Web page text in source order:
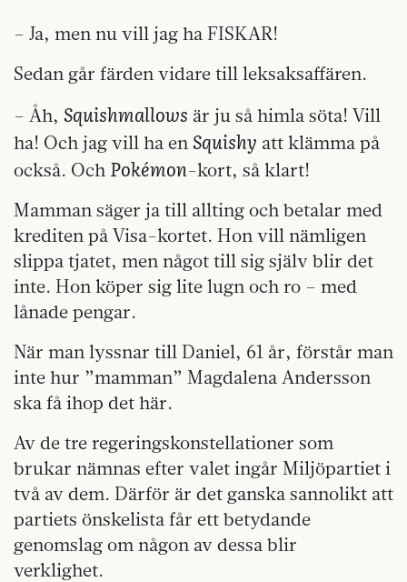
– Ja, men nu vill jag ha FISKAR!
Sedan går färden vidare till leksaksaffären.
– Åh, Squishmallows är ju så himla söta! Vill
ha! Och jag vill ha en Squishy att klämma på
också. Och Pokémon-kort, så klart!
Mamman säger ja till allting och betalar med
krediten på Visa-kortet. Hon vill nämligen
slippa tjatet, men något till sig själv blir det
inte. Hon köper sig lite lugn och ro – med
lånade pengar.
När man lyssnar till Daniel, 61 år, förstår man
inte hur ”mamman” Magdalena Andersson
ska få ihop det här.
Av de tre regeringskonstellationer som
brukar nämnas efter valet ingår Miljöpartiet i
två av dem. Därför är det ganska sannolikt att
partiets önskelista får ett betydande
genomslag om någon av dessa blir
verklighet.